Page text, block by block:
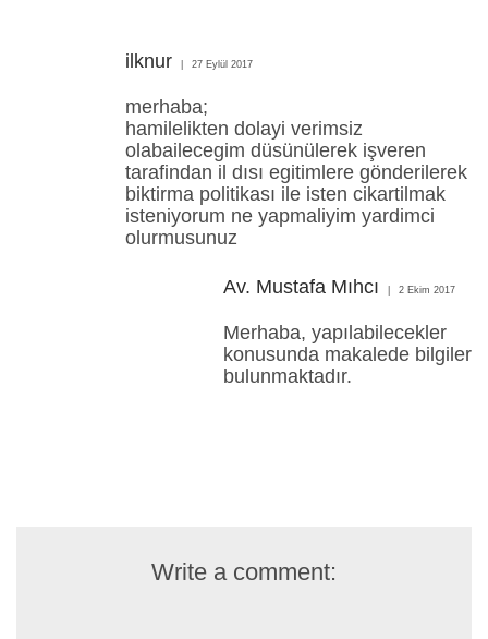
ilknur 27 Eylül 2017
merhaba;
hamilelikten dolayi verimsiz
olabailecegim düsünülerek işveren
tarafindan il dısı egitimlere gönderilerek
biktirma politikası ile isten cikartilmak
isteniyorum ne yapmaliyim yardimci
olurmusunuz
Av. Mustafa Mıhcı 2 Ekim 2017
Merhaba, yapılabilecekler
konusunda makalede bilgiler
bulunmaktadır.
Write a comment: